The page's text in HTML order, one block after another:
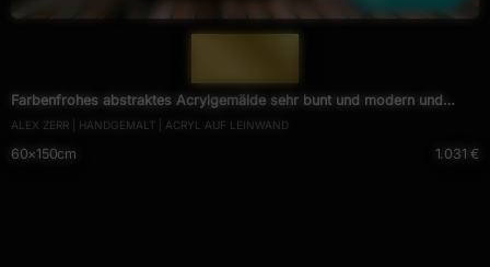
Farbenfrohes abstraktes Acrylgemälde sehr bunt und modern und
freundlich
ALEX ZERR | HANDGEMALT | ACRYL AUF LEINWAND
60×150cm 1.031 €